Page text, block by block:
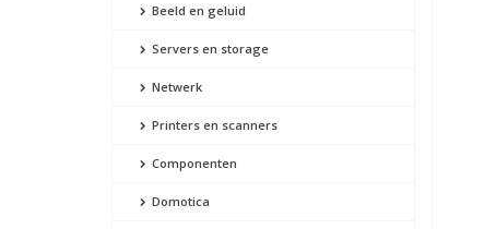
Beeld en geluid
Servers en storage
Netwerk
Printers en scanners
Componenten
Domotica